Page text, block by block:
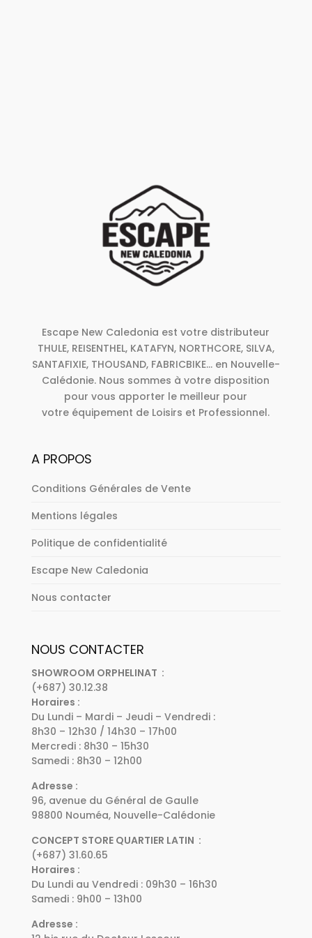
Escape New Caledonia est votre distributeur
THULE, REISENTHEL, KATAFYN, NORTHCORE, SILVA,
SANTAFIXIE, THOUSAND, FABRICBIKE... en Nouvelle-
Calédonie. Nous sommes à votre disposition
pour vous apporter le meilleur pour
votre équipement de Loisirs et Professionnel.
A PROPOS
Conditions Générales de Vente
Mentions légales
Politique de confidentialité
Escape New Caledonia
Nous contacter
NOUS CONTACTER
SHOWROOM ORPHELINAT :
(+687) 30.12.38
Horaires :
Du Lundi – Mardi – Jeudi – Vendredi :
8h30 – 12h30 / 14h30 – 17h00
Mercredi : 8h30 – 15h30
Samedi : 8h30 – 12h00
Adresse :
96, avenue du Général de Gaulle
98800 Nouméa, Nouvelle-Calédonie
CONCEPT STORE QUARTIER LATIN :
(+687) 31.60.65
Horaires :
Du Lundi au Vendredi : 09h30 – 16h30
Samedi : 9h00 – 13h00
Adresse :